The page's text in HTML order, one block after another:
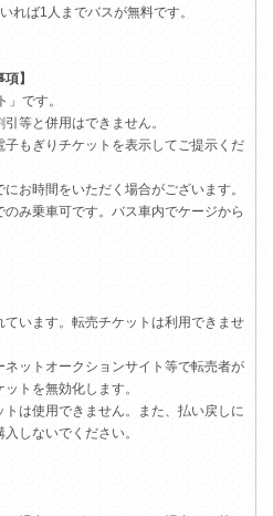
れば1人までバスが無料です。
】
」です。
等と併用はできません。
子もぎりチケットを表示してご提示くだ
お時間をいただく場合がございます。
のみ乗車可です。バス車内でケージから
ています。転売チケットは利用できませ
ネットオークションサイト等で転売者が
トを無効化します。
トは使用できません。また、払い戻しに
しないでください。